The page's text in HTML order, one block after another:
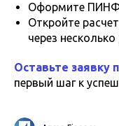
Оформите
Откройте
через несколько
Оставьте заявку
первый шаг к